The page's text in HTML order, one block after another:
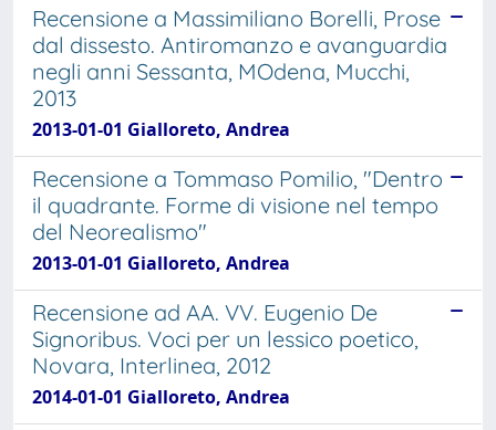
Recensione a Massimiliano Borelli, Prose
dal dissesto. Antiromanzo e avanguardia
negli anni Sessanta, MOdena, Mucchi,
2013
2013-01-01 Gialloreto, Andrea
Recensione a Tommaso Pomilio, "Dentro
il quadrante. Forme di visione nel tempo
del Neorealismo"
2013-01-01 Gialloreto, Andrea
Recensione ad AA. VV. Eugenio De
Signoribus. Voci per un lessico poetico,
Novara, Interlinea, 2012
2014-01-01 Gialloreto, Andrea